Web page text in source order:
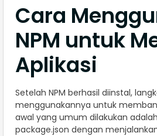
Cara
NPM untuk
Aplikasi
Setelah NPM berhasil diinstal,
menggunakannya untuk
awal yang umum dilakukan
package.json dengan